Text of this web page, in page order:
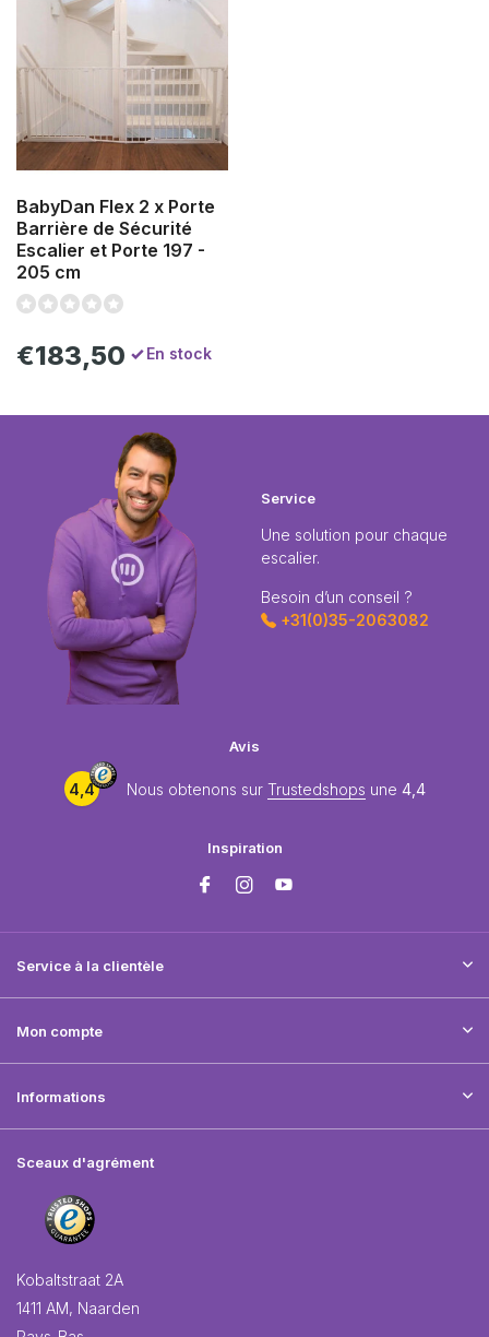
BabyDan Flex 2 x Porte
Barrière de Sécurité
Escalier et Porte 197 -
205 cm
€183,50 En stock
Service
Une solution pour chaque
escalier.
Besoin d’un conseil ?
+31(0)35-2063082
Avis
4,4 Nous obtenons sur Trustedshops une 4,4
Inspiration
Service à la clientèle
Mon compte
Informations
Sceaux d'agrément
Kobaltstraat 2A
1411 AM, Naarden